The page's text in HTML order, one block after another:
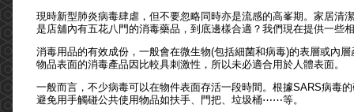
現時新型肺炎病毒肆虐，但不要忽略同時亦是流感的高峯期。家居清
是店舖內有五花八門的消毒藥品，到底邊樣合適？我們現在提供一些
消毒用品的有效成份，一般會在微生物(包括細菌和病毒)的表層或內
物品表面的消毒產品因比較具刺激性，所以未必適合用於人體表面。
一般而言，不少病毒可以在物件表面存活一段時間。根據SARS病毒
避免用手觸碰公共使用物品如扶手、門把、垃圾桶⋯⋯等。